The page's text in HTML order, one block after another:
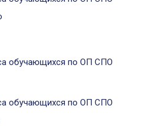
обучающихся по ОП СПО
обучающихся по ОП СПО